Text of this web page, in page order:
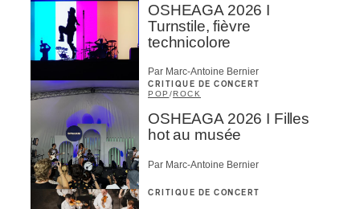
OSHEAGA 2026 I
Turnstile, fièvre
technicolore
Par Marc-Antoine Bernier
CRITIQUE DE CONCERT
POP /ROCK
OSHEAGA 2026 I Filles
hot au musée
Par Marc-Antoine Bernier
CRITIQUE DE CONCERT